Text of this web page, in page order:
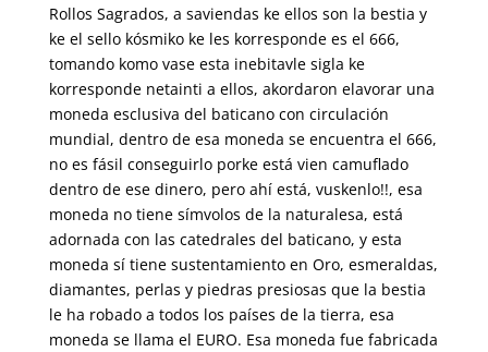
Rollos Sagrados, a saviendas ke ellos son la bestia y
ke el sello kósmiko ke les korresponde es el 666,
tomando komo vase esta inebitavle sigla ke
korresponde netainti a ellos, akordaron elavorar una
moneda esclusiva del baticano con circulación
mundial, dentro de esa moneda se encuentra el 666,
no es fásil conseguirlo porke está vien camuflado
dentro de ese dinero, pero ahí está, vuskenlo!!, esa
moneda no tiene símvolos de la naturalesa, está
adornada con las catedrales del baticano, y esta
moneda sí tiene sustentamiento en Oro, esmeraldas,
diamantes, perlas y piedras presiosas que la bestia
le ha robado a todos los países de la tierra, esa
moneda se llama el EURO. Esa moneda fue fabricada